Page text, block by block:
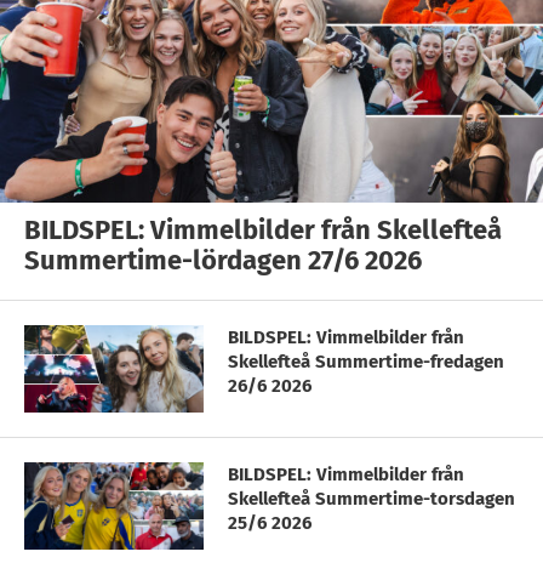
BILDSPEL: Vimmelbilder från Skellefteå
Summertime-lördagen 27/6 2026
BILDSPEL: Vimmelbilder från
Skellefteå Summertime-fredagen
26/6 2026
BILDSPEL: Vimmelbilder från
Skellefteå Summertime-torsdagen
25/6 2026